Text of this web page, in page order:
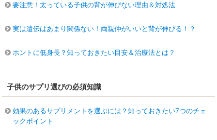
要注意！太っている子供の背が伸びない理由＆対処法
実は遺伝はあまり関係ない！両親仲がいいと背が伸びる！？
ホントに低身長？知っておきたい目安＆治療法とは？
子供のサプリ選びの必須知識
効果のあるサプリメントを選ぶには？知っておきたい7つのチェ
ックポイント